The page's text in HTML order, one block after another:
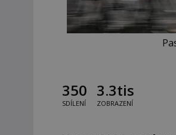
350
SDÍLENÍ
3.3tis
ZOBRAZENÍ